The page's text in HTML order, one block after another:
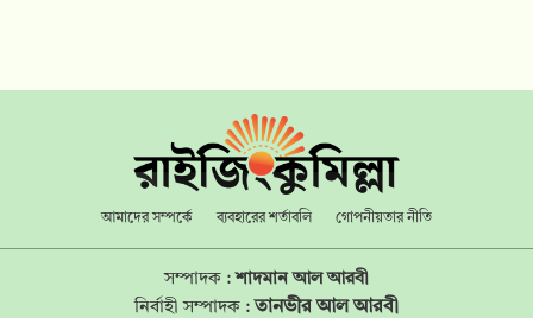
আমাদের সম্পর্কে ব্যবহারের শর্তাবলি গোপনীয়তার নীতি
সম্পাদক :শাদমান আল আরবী
নির্বাহী সম্পাদক : তানভীর আল আরবী